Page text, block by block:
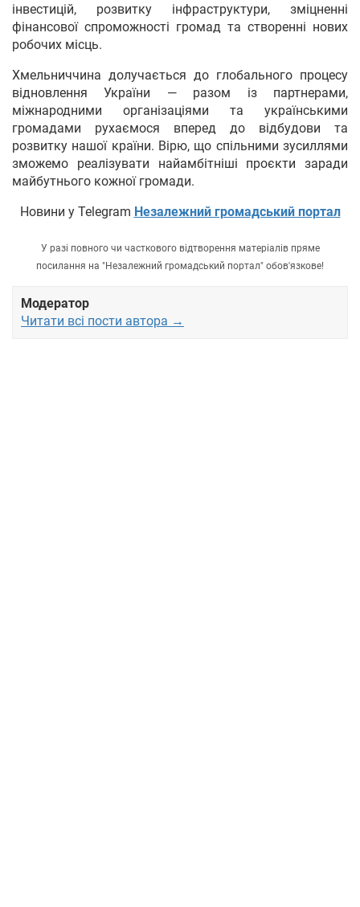
інвестицій, розвитку інфраструктури, зміцненні
фінансової спроможності громад та створенні нових
робочих місць.
Хмельниччина долучається до глобального процесу
відновлення України — разом із партнерами,
міжнародними організаціями та українськими
громадами рухаємося вперед до відбудови та
розвитку нашої країни. Вірю, що спільними зусиллями
зможемо реалізувати найамбітніші проєкти заради
майбутнього кожної громади.
Новини у Telegram Незалежний громадський портал
У разі повного чи часткового відтворення матеріалів пряме
посилання на "Незалежний громадський портал" обов'язкове!
Модератор
Читати всі пости автора →